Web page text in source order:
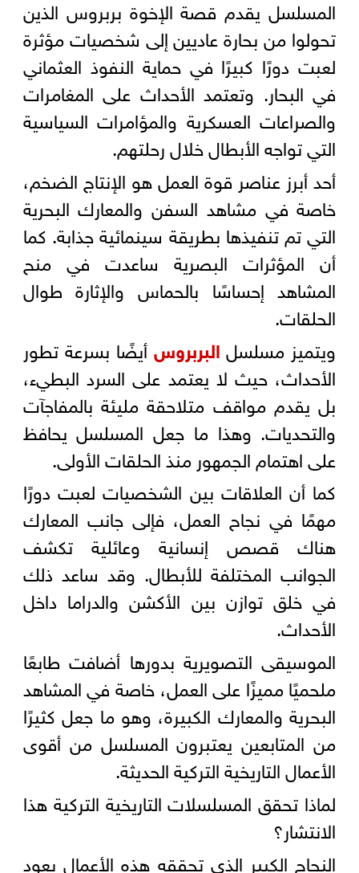
المسلسل يقدم قصة الإخوة بربروس الذين
تحولوا من بحارة عاديين إلى شخصيات مؤثرة
لعبت دورًا كبيرًا في حماية النفوذ العثماني
في البحار. وتعتمد الأحداث على المغامرات
والصراعات العسكرية والمؤامرات السياسية
التي تواجه الأبطال خلال رحلتهم.
أحد أبرز عناصر قوة العمل هو الإنتاج الضخم،
خاصة في مشاهد السفن والمعارك البحرية
التي تم تنفيذها بطريقة سينمائية جذابة. كما
أن المؤثرات البصرية ساعدت في منح
المشاهد إحساسًا بالحماس والإثارة طوال
الحلقات.
ويتميز مسلسلالبربروسأيضًا بسرعة تطور
الأحداث، حيث لا يعتمد على السرد البطيء،
بل يقدم مواقف متلاحقة مليئة بالمفاجآت
والتحديات. وهذا ما جعل المسلسل يحافظ
على اهتمام الجمهور منذ الحلقات الأولى.
كما أن العلاقات بين الشخصيات لعبت دورًا
مهمًا في نجاح العمل، فإلى جانب المعارك
هناك قصص إنسانية وعائلية تكشف
الجوانب المختلفة للأبطال. وقد ساعد ذلك
في خلق توازن بين الأكشن والدراما داخل
الأحداث.
الموسيقى التصويرية بدورها أضافت طابعًا
ملحميًا مميزًا على العمل، خاصة في المشاهد
البحرية والمعارك الكبيرة، وهو ما جعل كثيرًا
من المتابعين يعتبرون المسلسل من أقوى
الأعمال التاريخية التركية الحديثة.
لماذا تحقق المسلسلات التاريخية التركية هذا
الانتشار؟
النجاح الكبير الذي تحققه هذه الأعمال يعود